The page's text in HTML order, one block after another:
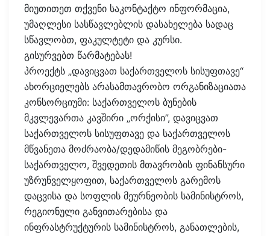
მიუთითეთ თქვენი საკონტაქტო ინფორმაცია,
უმაღლესი სასწავლებლის დასახელება სადაც
სწავლობთ, ფაკულტეტი და კურსი.
გისურვებთ წარმატებას!
პროექტს „დავიცვათ საქართველოს სისუფთავე“
ახორციელებს არასამთავრობო ორგანიზაციათა
კონსორციუმი: საქართველოს ბუნების
მკვლევართა კავშირი „ორქისი”, დავიცვათ
საქართველოს სისუფთავე და საქართველოს
მწვანეთა მოძრაობა/დედამიწის მეგობრები-
საქართველო, შვედეთის მთავრობის ფინანსური
უზრუნველყოფით, საქართველოს გარემოს
დაცვისა და სოფლის მეურნეობის სამინისტროს,
რეგიონული განვითარებისა და
ინფრასტრუქტურის სამინისტროს, განათლების,